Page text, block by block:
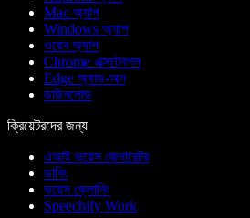
Mac অ্যাপ
Windows অ্যাপ
ওয়েব অ্যাপ
Chrome এক্সটেনশন
Edge অ্যাড-অন
ডাউনলোড
ক্রিয়েটরদের জন্য
এআই ভয়েস জেনারেটর
ডাবিং
ভয়েস ক্লোনিং
Speechify Work